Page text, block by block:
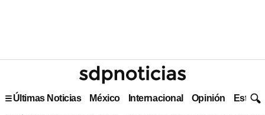
Últimas Noticias México Internacional Opinión Estilo